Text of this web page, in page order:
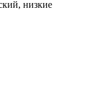
низкие